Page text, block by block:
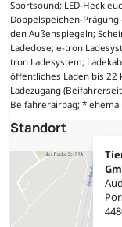
Sportsound; LED-
Doppelspeichen-
den Außenspiegeln;
Ladedose; e-tron
tron Ladesystem;
öffentliches Laden bis 22
Ladezugang
Beifahrerairbag; *
Standort